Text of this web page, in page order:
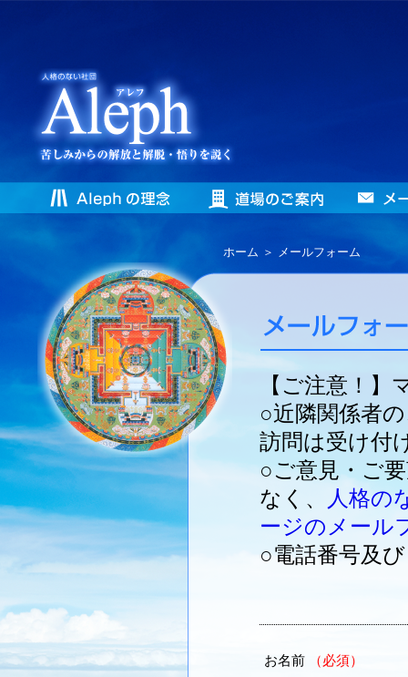
ホーム ＞ メールフォーム
【ご注意！
○近隣関係者
訪問は受け付
○ご意見・ご
なく、
人格の
ージのメール
○電話番号及
お名前 （必須）